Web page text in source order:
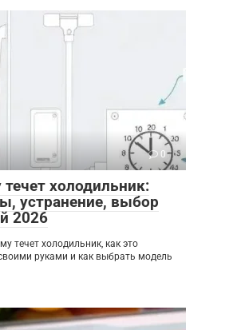
0
холодильник:
устранение, выбор
2026
течет холодильник, как это
руками и как выбрать модель